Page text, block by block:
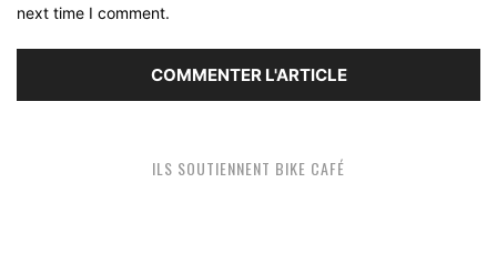
next time I comment.